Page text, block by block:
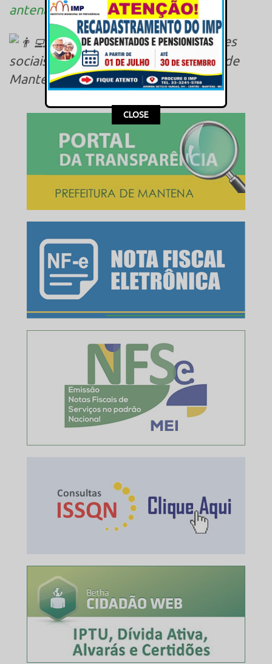
antena?igshid=YmMyMTA2M2Y=
Fique ligadinho em nossas redes
sociais e saiba tudo que a Prefeitura de
Mantena faz por você!
This popup will close in:15
CLOSE